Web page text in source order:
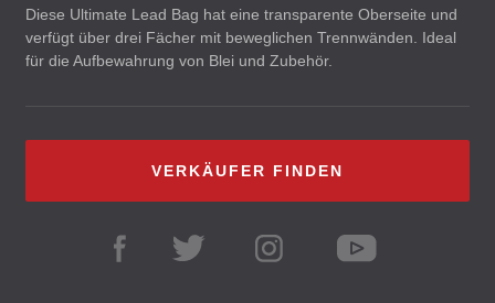
Diese Ultimate Lead Bag hat eine transparente Oberseite und
verfügt über drei Fächer mit beweglichen Trennwänden. Ideal
für die Aufbewahrung von Blei und Zubehör.
VERKÄUFER FINDEN